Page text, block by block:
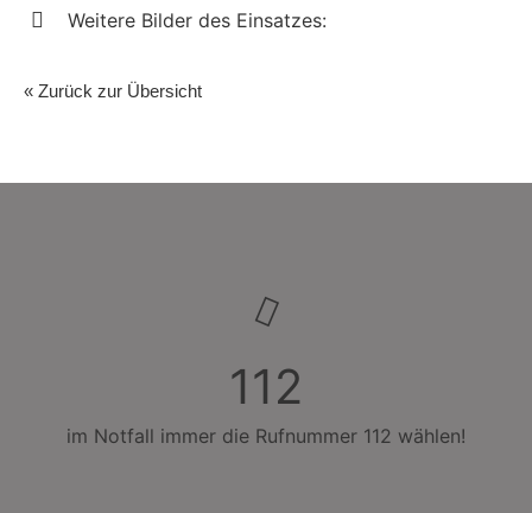
Weitere Bilder des Einsatzes:
« Zurück zur Übersicht
112
im Notfall immer die Rufnummer 112 wählen!